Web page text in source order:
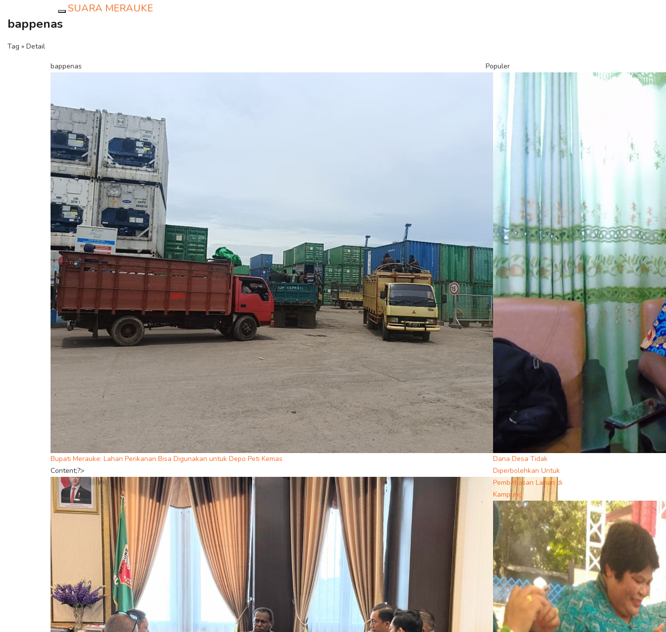
SUARA MERAUKE
bappenas
Tag » Detail
bappenas
Bupati Merauke: Lahan Perikanan Bisa Digunakan untuk Depo Peti Kemas
Content;?>
Populer
Dana Desa Tidak
Diperbolehkan Untuk
Pembebasan Lahan di
Kampung